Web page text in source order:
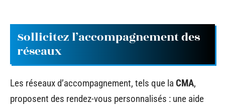
Sollicitez l’accompagnement des
réseaux
Les réseaux d’accompagnement, tels que la CMA,
proposent des rendez-vous personnalisés : une aide